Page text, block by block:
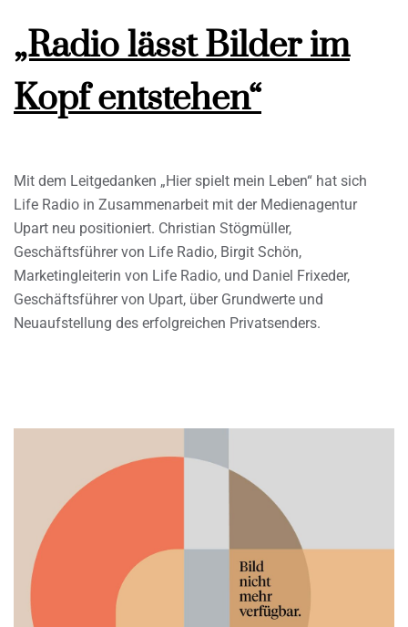
„Radio lässt Bilder im
Kopf entstehen“
Mit dem Leitgedanken „Hier spielt mein Leben“ hat sich
Life Radio in Zusammenarbeit mit der Medienagentur
Upart neu positioniert. Christian Stögmüller,
Geschäftsführer von Life Radio, Birgit Schön,
Marketingleiterin von Life Radio, und Daniel Frixeder,
Geschäftsführer von Upart, über Grundwerte und
Neuaufstellung des erfolgreichen Privatsenders.